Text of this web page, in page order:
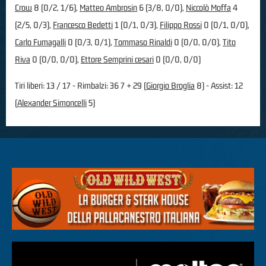
Crow 8 (0/2, 1/6), Matteo Ambrosin 6 (3/8, 0/0), Niccolò Moffa 4
(2/5, 0/3), Francesco Bedetti1 (0/1, 0/3), Filippo Rossi 0 (0/1, 0/0),
Carlo Fumagalli 0 (0/3, 0/1), Tommaso Rinaldi 0 (0/0, 0/0), Tito
Riva 0 (0/0, 0/0), Ettore Semprini cesari 0 (0/0, 0/0)
Tiri liberi: 13 / 17 - Rimbalzi: 36 7 + 29 (Giorgio Broglia 8) - Assist: 12
(Alexander Simoncelli5)